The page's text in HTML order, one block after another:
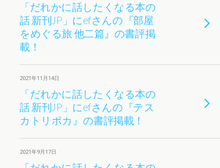
「だれかに話したくなる本の
話 新刊JP」にefさんの『部屋
をめぐる旅 他二篇』の書評掲
載！
2021年11月14日
「だれかに話したくなる本の
話 新刊JP」にefさんの『テス
カトリポカ』の書評掲載！
2021年9月17日